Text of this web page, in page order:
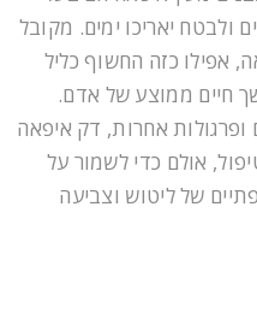
ולבטח יאריכו ימים. מקובל
אפילו כזה החשוף כליל
חיים ממוצע של אדם.
אחרות, דק איפאה
אולם כדי לשמור על
של ליטוש וצביעה